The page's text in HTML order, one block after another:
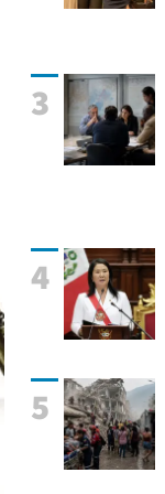
3
4
5